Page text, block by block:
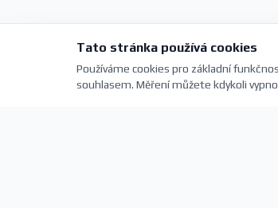
Tato stránka používá cookies
Používáme cookies pro základní
souhlasem. Měření můžete kdykoli